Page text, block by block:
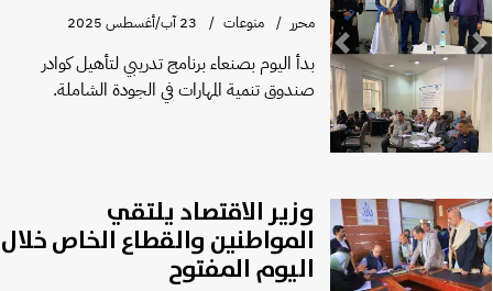
محرر منوعات 23 آب/أغسطس 2025
بدأ اليوم بصنعاء برنامج تدريبي لتأهيل كوادر
صندوق تنمية المهارات في الجودة الشاملة.
Previous Next
وزير الاقتصاد يلتقي
المواطنين والقطاع الخاص خلال
اليوم المفتوح